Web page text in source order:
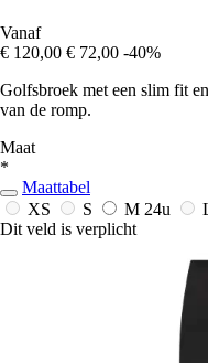
Vanaf
€ 120,00 € 72,00 -40%
Golfsbroek met een slim fit
van de romp.
Maat
*
Maattabel
XS
S M 24u
Dit veld is verplicht